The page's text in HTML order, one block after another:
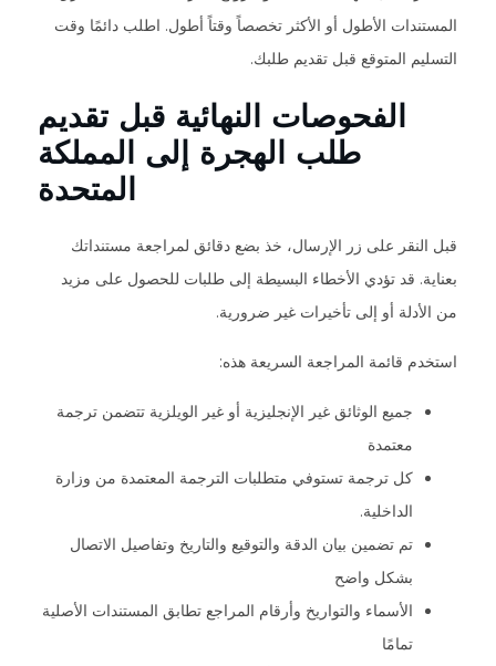
المستندات الأطول أو الأكثر تخصصاً وقتاً أطول. اطلب دائمًا وقت
التسليم المتوقع قبل تقديم طلبك.
الفحوصات النهائية قبل تقديم
طلب الهجرة إلى المملكة
المتحدة
قبل النقر على زر الإرسال، خذ بضع دقائق لمراجعة مستنداتك
بعناية. قد تؤدي الأخطاء البسيطة إلى طلبات للحصول على مزيد
من الأدلة أو إلى تأخيرات غير ضرورية.
استخدم قائمة المراجعة السريعة هذه:
جميع الوثائق غير الإنجليزية أو غير الويلزية تتضمن ترجمة
معتمدة
كل ترجمة تستوفي متطلبات الترجمة المعتمدة من وزارة
الداخلية.
تم تضمين بيان الدقة والتوقيع والتاريخ وتفاصيل الاتصال
بشكل واضح
الأسماء والتواريخ وأرقام المراجع تطابق المستندات الأصلية
تمامًا